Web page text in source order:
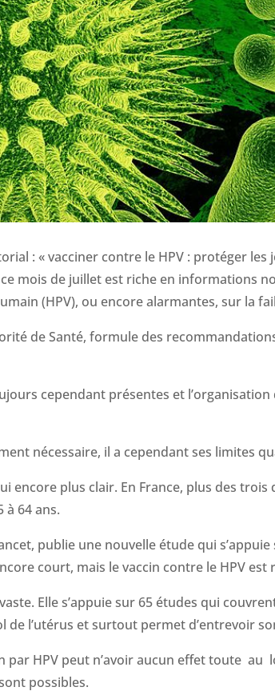
: « vacciner contre le HPV : protéger
mois de juillet est riche en informations
(HPV), ou encore alarmantes, sur la
de Santé, formule des
cependant présentes et
nécessaire, il a cependant ses limites
encore plus clair. En France, plus des
à 64 ans.
publie une nouvelle étude qui
court, mais le vaccin contre le HPV est
Elle s’appuie sur 65 études qui
de l’utérus et surtout permet d’entrevoir
par HPV peut n’avoir aucun effet toute au
possibles.